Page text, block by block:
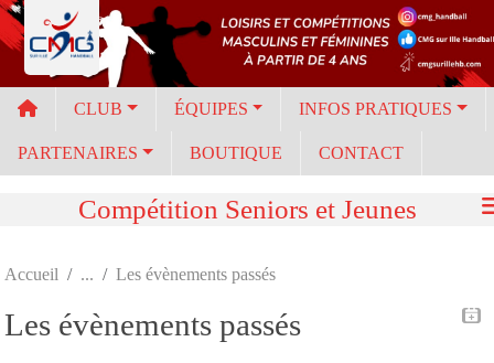
CLUB ÉQUIPES INFOS PRATIQUES
PARTENAIRES BOUTIQUE CONTACT
Compétition Seniors et Jeunes
Accueil Les évènements passés
Les évènements passés
Panneau de gestion des cookies